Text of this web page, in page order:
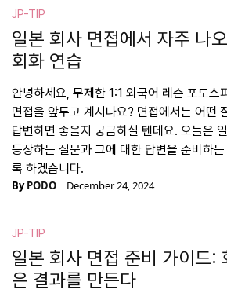
JP-TIP
일본 회사 면접에서 자주 나
회화 연습
안녕하세요, 무제한 1:1 외국어 레슨 포도스
면접을 앞두고 계시나요? 면접에서는 어떤
답변하면 좋을지 궁금하실 텐데요. 오늘은
등장하는 질문과 그에 대한 답변을 준비하
록 하겠습니다.
ByPODO December 24, 2024
JP-TIP
일본 회사 면접 준비 가이드:
은 결과를 만든다